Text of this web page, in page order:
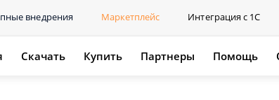
внедрения Маркетплейс Интеграция с 1С
Скачать Купить Партнеры Помощь